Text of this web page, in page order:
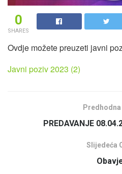
0
SHARES
Ovdje možete preuzeti javni
Javni poziv 2023 (2)
Predhodna
PREDAVANJE
Slijedeća